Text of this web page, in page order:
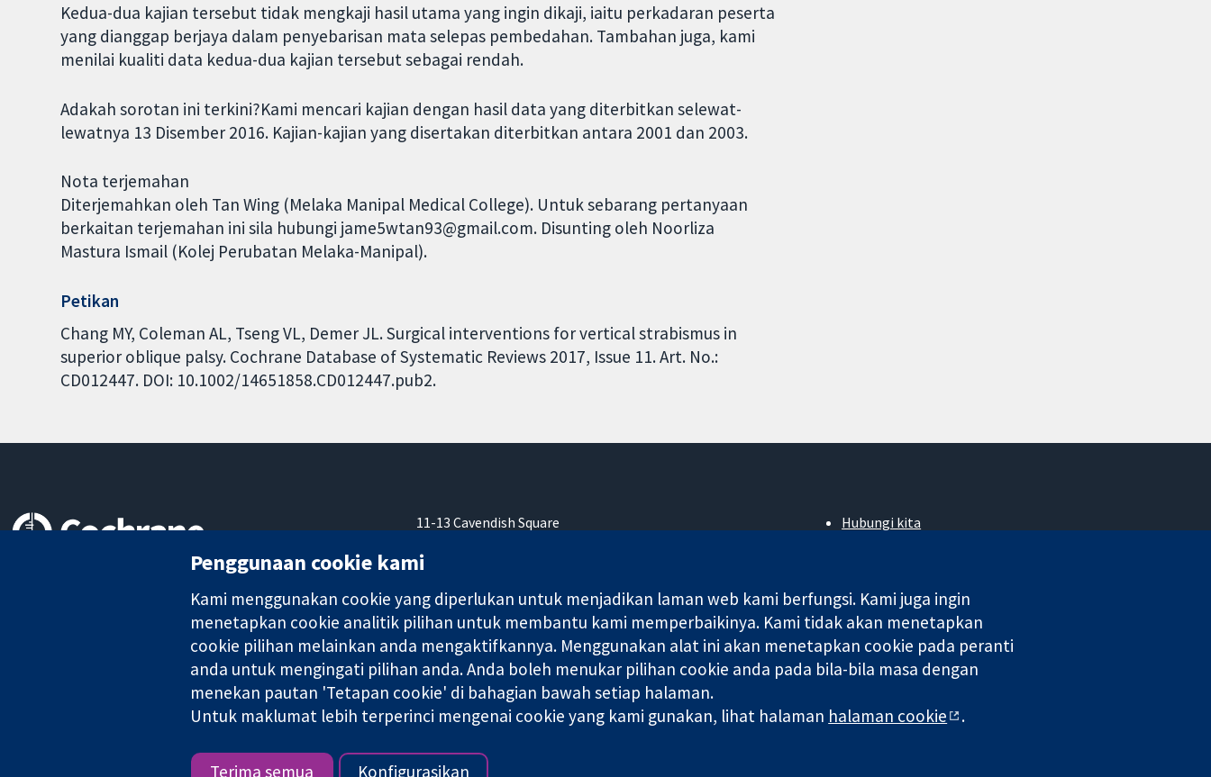
Kedua-dua kajian tersebut tidak mengkaji hasil utama yang ingin dikaji, iaitu perkadaran peserta
yang dianggap berjaya dalam penyebarisan mata selepas pembedahan. Tambahan juga, kami
menilai kualiti data kedua-dua kajian tersebut sebagai rendah.
Adakah sorotan ini terkini?Kami mencari kajian dengan hasil data yang diterbitkan selewat-
lewatnya 13 Disember 2016. Kajian-kajian yang disertakan diterbitkan antara 2001 dan 2003.
Nota terjemahan
Diterjemahkan oleh Tan Wing (Melaka Manipal Medical College). Untuk sebarang pertanyaan
berkaitan terjemahan ini sila hubungi jame5wtan93@gmail.com. Disunting oleh Noorliza
Mastura Ismail (Kolej Perubatan Melaka-Manipal).
Petikan
Chang MY, Coleman AL, Tseng VL, Demer JL. Surgical interventions for vertical strabismus in
superior oblique palsy. Cochrane Database of Systematic Reviews 2017, Issue 11. Art. No.:
CD012447. DOI: 10.1002/14651858.CD012447.pub2.
11-13 Cavendish Square
W1G 0AN
Hubungi kita
Pekerjaan
Cochrane Library
Kolaborasi Cochrane ialah sebuah badan amal (no. 1045921) dan sebuah syarikat terhad oleh jaminan (no. 03044323) yang berdaftar di England & Wales. Nombor pendaftaran VAT GB 718 2127 49.
Hak Cipta © 2026 Kolabrasi Cochrane Terma & Syarat Laman Web|Penafian|Kerahsiaan
Penggunaan cookie kami
Kami menggunakan cookie yang diperlukan untuk menjadikan laman web kami berfungsi. Kami juga ingin
menetapkan cookie analitik pilihan untuk membantu kami memperbaikinya. Kami tidak akan menetapkan
cookie pilihan melainkan anda mengaktifkannya. Menggunakan alat ini akan menetapkan cookie pada peranti
anda untuk mengingati pilihan anda. Anda boleh menukar pilihan cookie anda pada bila-bila masa dengan
menekan pautan 'Tetapan cookie' di bahagian bawah setiap halaman.
Untuk maklumat lebih terperinci mengenai cookie yang kami gunakan, lihat halaman halaman cookie .
Terima semua Konfigurasikan